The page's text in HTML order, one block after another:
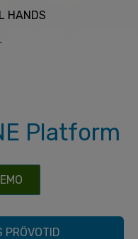
HANDS
Platform
PRÖVOTID